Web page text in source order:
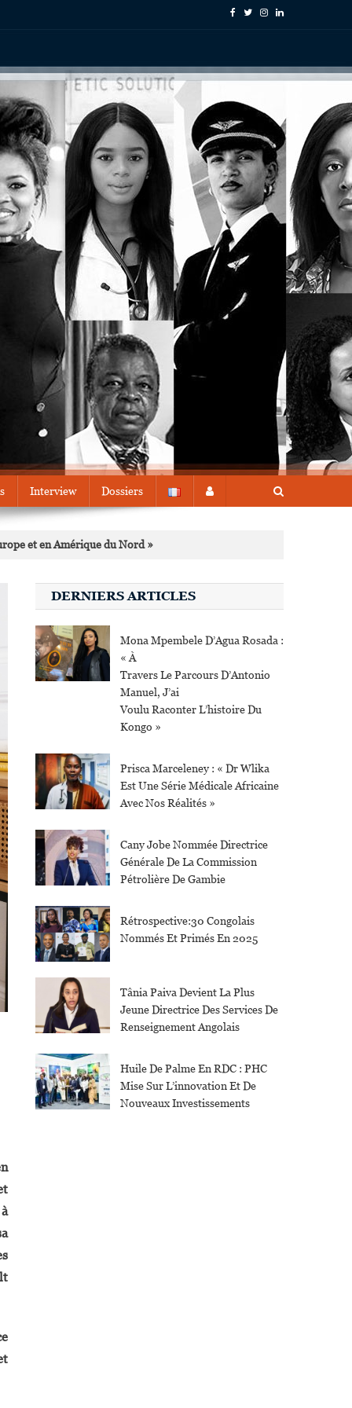
Interview Dossiers
et en Amérique du Nord »
DERNIERS ARTICLES
Mona Mpembele D’Agua Rosada :
« À
Travers Le Parcours D’Antonio
Manuel, J’ai
Voulu Raconter L’histoire Du
Kongo »
Prisca Marceleney : « Dr Wlika
Est Une Série Médicale Africaine
Avec Nos Réalités »
Cany Jobe Nommée Directrice
Générale De La Commission
Pétrolière De Gambie
Rétrospective:30 Congolais
Nommés Et Primés En 2025
Tânia Paiva Devient La Plus
Jeune Directrice Des Services De
Renseignement Angolais
Huile De Palme En RDC : PHC
Mise Sur L’innovation Et De
Nouveaux Investissements